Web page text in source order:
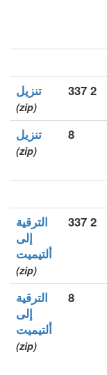
2 337 تنزيل
(zip)
8 تنزيل
(zip)
2 337
الترقية
إلى
ألتيميت
(zip)
8
الترقية
إلى
ألتيميت
(zip)